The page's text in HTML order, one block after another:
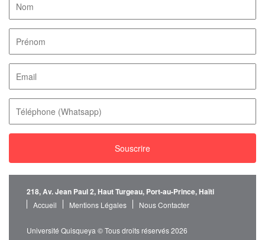
218, Av. Jean Paul 2, Haut Turgeau, Port-au-Prince, Haïti
Accueil Mentions Légales Nous Contacter
Université Quisqueya © Tous droits réservés 2026